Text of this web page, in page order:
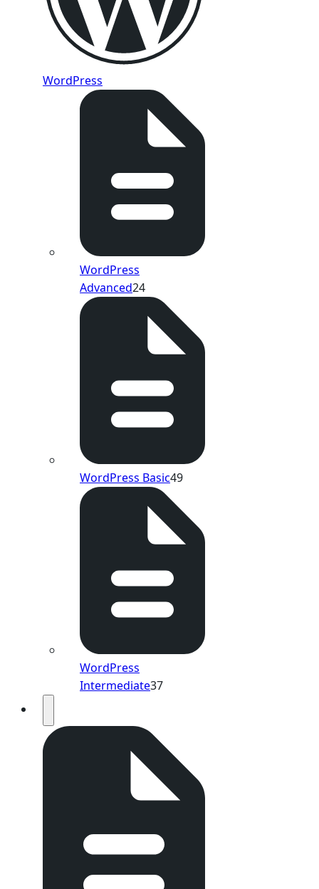
WordPress
WordPress
Advanced24
WordPress Basic49
WordPress
Intermediate37